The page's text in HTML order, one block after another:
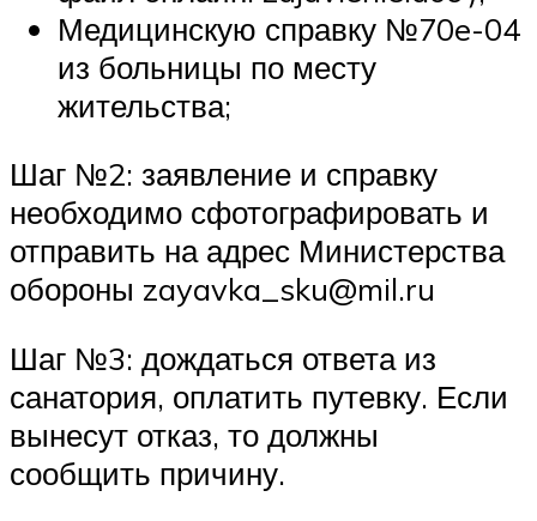
Медицинскую справку №70e-04
из больницы по месту
жительства;
Шаг №2: заявление и справку
необходимо сфотографировать и
отправить на адрес Министерства
обороны zayavka_sku@mil.ru
Шаг №3: дождаться ответа из
санатория, оплатить путевку. Если
вынесут отказ, то должны
сообщить причину.